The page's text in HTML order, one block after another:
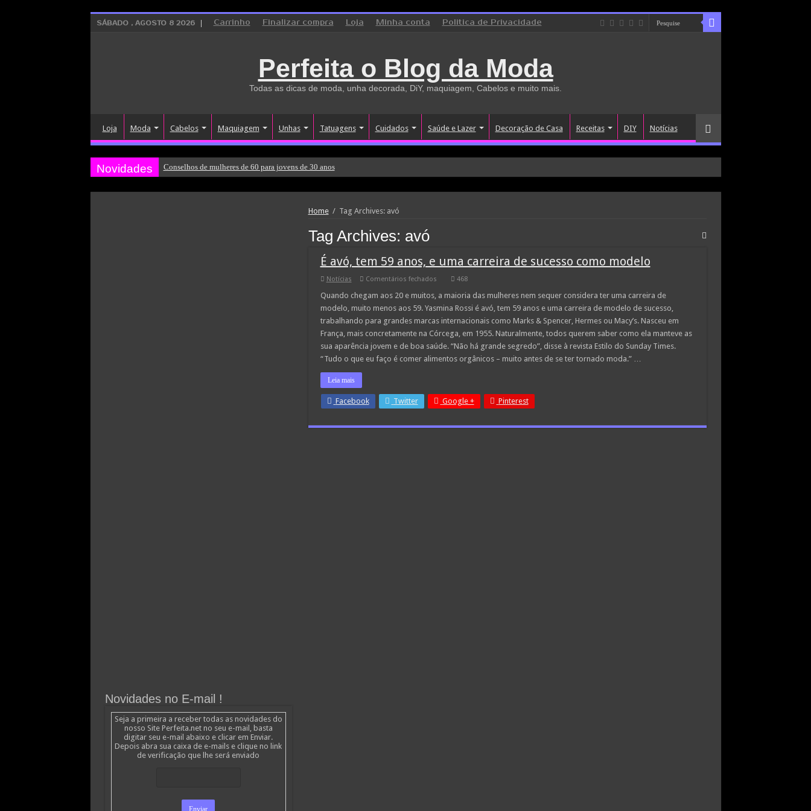
SÁBADO , AGOSTO 8 2026 Carrinho Finalizar compra Loja Minha conta Politica de Privacidade
Perfeita o Blog da Moda
Todas as dicas de moda, unha decorada, DiY, maquiagem, Cabelos e muito mais.
Loja Moda Cabelos Maquiagem Unhas Tatuagens Cuidados Saúde e Lazer Decoração de Casa Receitas DIY Notícias
Novidades Conselhos de mulheres de 60 para jovens de 30 anos
Home / Tag Archives: avó
Tag Archives: avó
É avó, tem 59 anos, e uma carreira de sucesso como modelo
Notícias Comentários fechadosem
avó,
59
anos,
e
uma
carreira
de
sucesso
468
Quando chegam aos 20 e muitos, a maioria das mulheres nem sequer considera ter uma carreira de
modelo, muito menos aos 59. Yasmina Rossi é avó, tem 59 anos e uma carreira de modelo de sucesso,
trabalhando para grandes marcas internacionais como Marks & Spencer, Hermes ou Macy’s. Nasceu em
França, mais concretamente na Córcega, em 1955. Naturalmente, todos querem saber como ela manteve as
sua aparência jovem e de boa saúde. “Não há grande segredo”, disse à revista Estilo do Sunday Times.
“Tudo o que eu faço é comer alimentos orgânicos – muito antes de se ter tornado moda.” …
Leia mais
Facebook Twitter Google + Pinterest
Novidades no E-mail !
Seja a primeira a receber todas as novidades do
nosso Site Perfeita.net no seu e-mail, basta
digitar seu e-mail abaixo e clicar em Enviar.
Depois abra sua caixa de e-mails e clique no link
de verificação que lhe será enviado